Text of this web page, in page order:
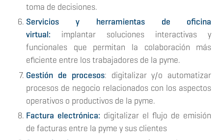
toma de decisiones.
Servicios y herramientas de oficina
virtual: implantar soluciones interactivas y
funcionales que permitan la colaboración más
eficiente entre los trabajadores de la pyme.
Gestión de procesos: digitalizar y/o automatizar
procesos de negocio relacionados con los aspectos
operativos o productivos de la pyme.
Factura electrónica: digitalizar el flujo de emisión
de facturas entre la pyme y sus clientes